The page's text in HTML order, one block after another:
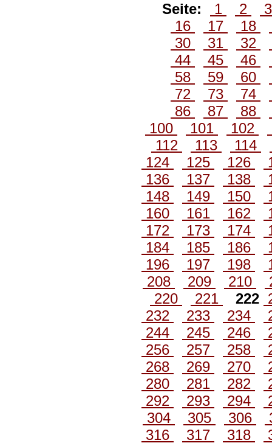
Seite: 1 2
16
17 18
30
31 32
44
45 46
58
59 60
72
73 74
86
87 88
100
101 102
112
113 114
124
125 126
136
137 138
148
149 150
160
161 162
172
173 174
184
185 186
196
197 198
208
209 210
220
221 222
232
233 234
244
245 246
256
257 258
268
269 270
280
281 282
292
293 294
304
305 306
316
317 318